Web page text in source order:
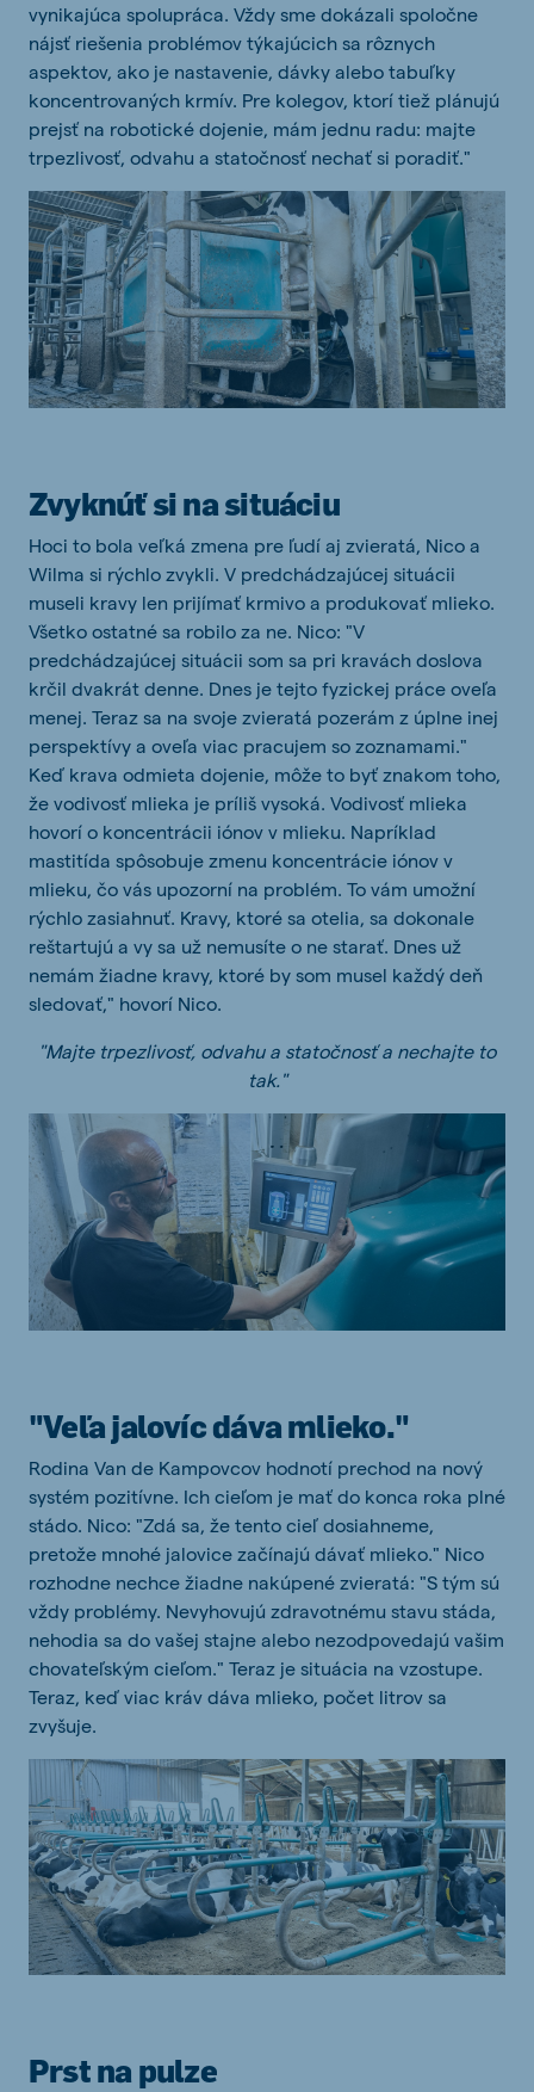
vynikajúca spolupráca. Vždy sme dokázali spoločne
nájsť riešenia problémov týkajúcich sa rôznych
aspektov, ako je nastavenie, dávky alebo tabuľky
koncentrovaných krmív. Pre kolegov, ktorí tiež plánujú
prejsť na robotické dojenie, mám jednu radu: majte
trpezlivosť, odvahu a statočnosť nechať si poradiť."
Zvyknúť si na situáciu
Hoci to bola veľká zmena pre ľudí aj zvieratá, Nico a
Wilma si rýchlo zvykli. V predchádzajúcej situácii
museli kravy len prijímať krmivo a produkovať mlieko.
Všetko ostatné sa robilo za ne. Nico: "V
predchádzajúcej situácii som sa pri kravách doslova
krčil dvakrát denne. Dnes je tejto fyzickej práce oveľa
menej. Teraz sa na svoje zvieratá pozerám z úplne inej
perspektívy a oveľa viac pracujem so zoznamami."
Keď krava odmieta dojenie, môže to byť znakom toho,
že vodivosť mlieka je príliš vysoká. Vodivosť mlieka
hovorí o koncentrácii iónov v mlieku. Napríklad
mastitída spôsobuje zmenu koncentrácie iónov v
mlieku, čo vás upozorní na problém. To vám umožní
rýchlo zasiahnuť. Kravy, ktoré sa otelia, sa dokonale
reštartujú a vy sa už nemusíte o ne starať. Dnes už
nemám žiadne kravy, ktoré by som musel každý deň
sledovať," hovorí Nico.
"Majte trpezlivosť, odvahu a statočnosť a nechajte to
tak."
"Veľa jalovíc dáva mlieko."
Rodina Van de Kampovcov hodnotí prechod na nový
systém pozitívne. Ich cieľom je mať do konca roka plné
stádo. Nico: "Zdá sa, že tento cieľ dosiahneme,
pretože mnohé jalovice začínajú dávať mlieko." Nico
rozhodne nechce žiadne nakúpené zvieratá: "S tým sú
vždy problémy. Nevyhovujú zdravotnému stavu stáda,
nehodia sa do vašej stajne alebo nezodpovedajú vašim
chovateľským cieľom." Teraz je situácia na vzostupe.
Teraz, keď viac kráv dáva mlieko, počet litrov sa
zvyšuje.
Prst na pulze